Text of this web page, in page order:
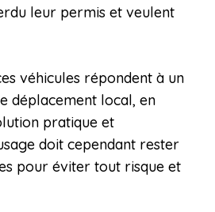
leur permis et veulent
véhicules répondent à un
déplacement local, en
pratique et
doit cependant rester
pour éviter tout risque et